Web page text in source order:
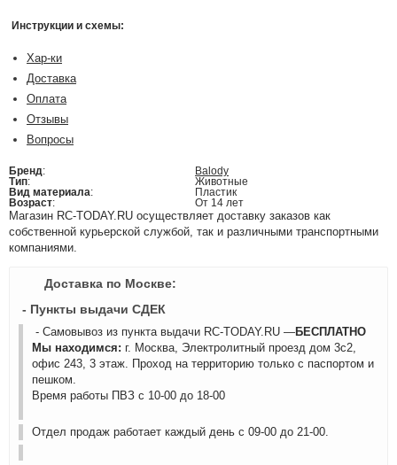
Инструкции и схемы:
Хар-ки
Доставка
Оплата
Отзывы
Вопросы
Бренд:
Balody
Тип:
Животные
Вид материала:
Пластик
Возраст: От 14 лет
Магазин RC-TODAY.RU осуществляет доставку заказов как
собственной курьерской службой, так и различными транспортными
компаниями.
Доставка по Москве:
- Пункты выдачи СДЕК
- Самовывоз из пункта выдачи RC-TODAY.RU —БЕСПЛАТНО
Мы находимся: г. Москва, Электролитный проезд дом 3с2,
офис 243, 3 этаж. Проход на территорию только с паспортом и
пешком.
Время работы ПВЗ с 10-00 до 18-00
Отдел продаж работает каждый день с 09-00 до 21-00.